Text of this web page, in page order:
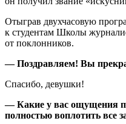
Отыграв двухчасовую
к студентам Школы
от поклонников.
— Поздравляем! Вы
Спасибо, девушки!
— Какие у вас ощущения
полностью воплотить все